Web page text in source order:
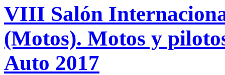
VIII Salón
(Motos). Motos y
Auto 2017